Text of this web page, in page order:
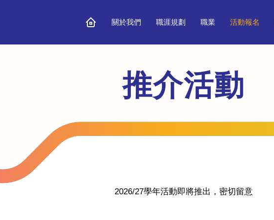
關於我們 職涯規劃 職業 活動報名
推介活動
2026/27學年活動即將推出，密切留意